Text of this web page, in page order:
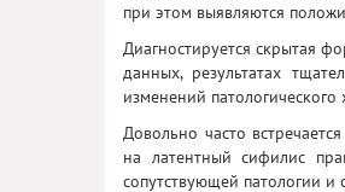
при этом выявляются
Диагностируется скрытая
данных, результатах
изменений
Довольно часто
на латентный сифилис
сопутствующей патологии